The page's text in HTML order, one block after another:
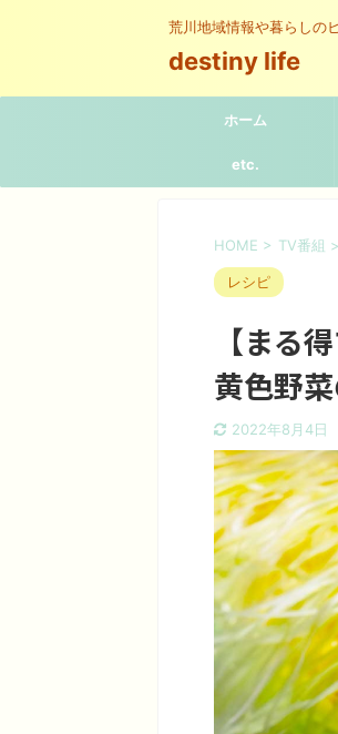
荒川地域情報や暮らしの
destiny life
ホーム
etc.
HOME > TV番組 >
レシピ
【まる
黄色野
2022年8月4日